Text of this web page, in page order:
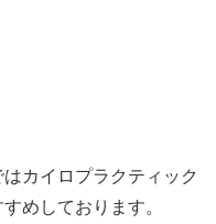
カイロプラクティック
めしております。